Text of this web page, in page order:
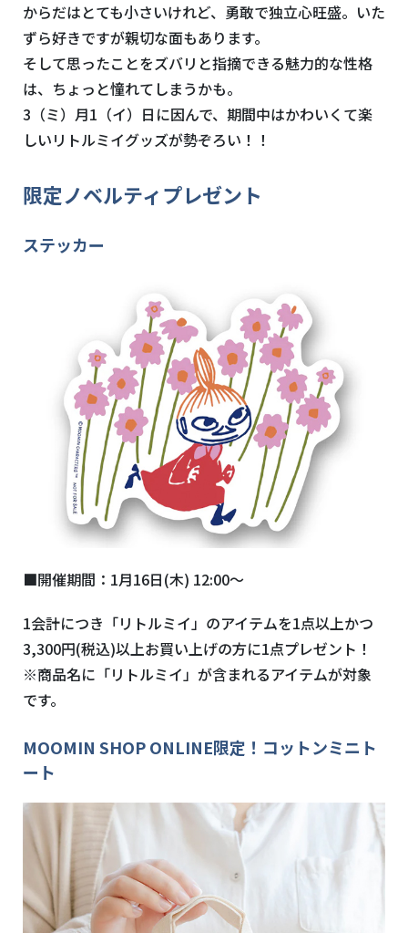
からだはとても小さいけれど、勇敢で独立心旺盛。いた
ずら好きですが親切な面もあります。
そして思ったことをズバリと指摘できる魅力的な性格
は、ちょっと憧れてしまうかも。
3（ミ）月1（イ）日に因んで、期間中はかわいくて楽
しいリトルミイグッズが勢ぞろい！！
限定ノベルティプレゼント
ステッカー
■開催期間：1月16日(木) 12:00～
1会計につき「リトルミイ」のアイテムを1点以上かつ
3,300円(税込)以上お買い上げの方に1点プレゼント！
※商品名に「リトルミイ」が含まれるアイテムが対象
です。
MOOMIN SHOP ONLINE限定！コットンミニト
ート